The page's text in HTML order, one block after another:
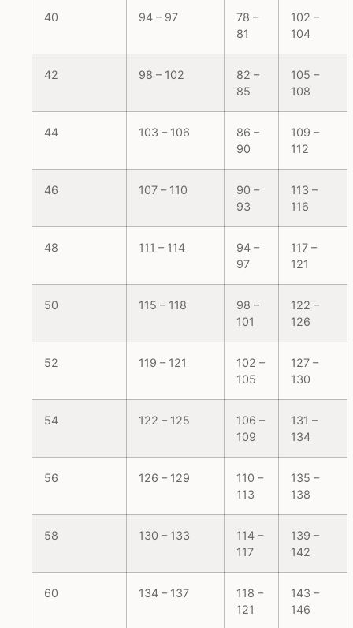
40 94 – 97
78 –
81
102 –
104
42 98 – 102
82 –
85
105 –
108
44 103 – 106
86 –
90
109 –
112
46 107 – 110
90 –
93
113 –
116
48 111 – 114
94 –
97
117 –
121
50 115 – 118
98 –
101
122 –
126
52 119 – 121
102 –
105
127 –
130
54 122 – 125
106 –
109
131 –
134
56 126 – 129
110 –
113
135 –
138
58 130 – 133
114 –
117
139 –
142
60 134 – 137
118 –
121
143 –
146